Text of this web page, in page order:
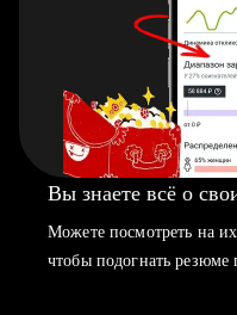
Вы знаете всё о
Можете посмотреть на
чтобы подогнать